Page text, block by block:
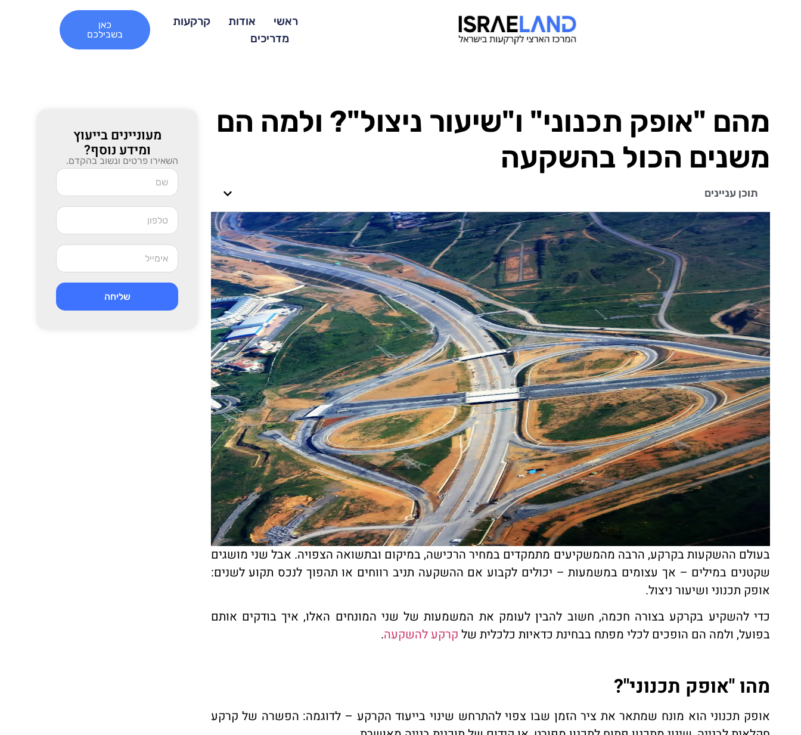
ראשי אודות
קרקעות
מדריכים
כאן
בשבילכם
מהם "אופק תכנוני" ו"שיעור ניצול"? ולמה הם
משנים הכול בהשקעה
תוכן עניינים
בעולם ההשקעות בקרקע, הרבה מהמשקיעים מתמקדים במחיר הרכישה, במיקום ובתשואה הצפויה. אבל שני מושגים
שקטנים במילים – אך עצומים במשמעות – יכולים לקבוע אם ההשקעה תניב רווחים או תהפוך לנכס תקוע לשנים:
אופק תכנוני ושיעור ניצול.
כדי להשקיע בקרקע בצורה חכמה, חשוב להבין לעומק את המשמעות של שני המונחים האלו, איך בודקים אותם
בפועל, ולמה הם הופכים לכלי מפתח בבחינת כדאיות כלכלית של קרקע להשקעה.
מהו "אופק תכנוני"?
אופק תכנוני הוא מונח שמתאר את ציר הזמן שבו צפוי להתרחש שינוי בייעוד הקרקע – לדוגמה: הפשרה של קרקע
מעוניינים בייעוץ
ומידע נוסף?
השאירו פרטים ונשוב בהקדם.
שליחה